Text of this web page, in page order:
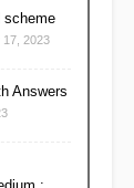
scheme
2023
Answers